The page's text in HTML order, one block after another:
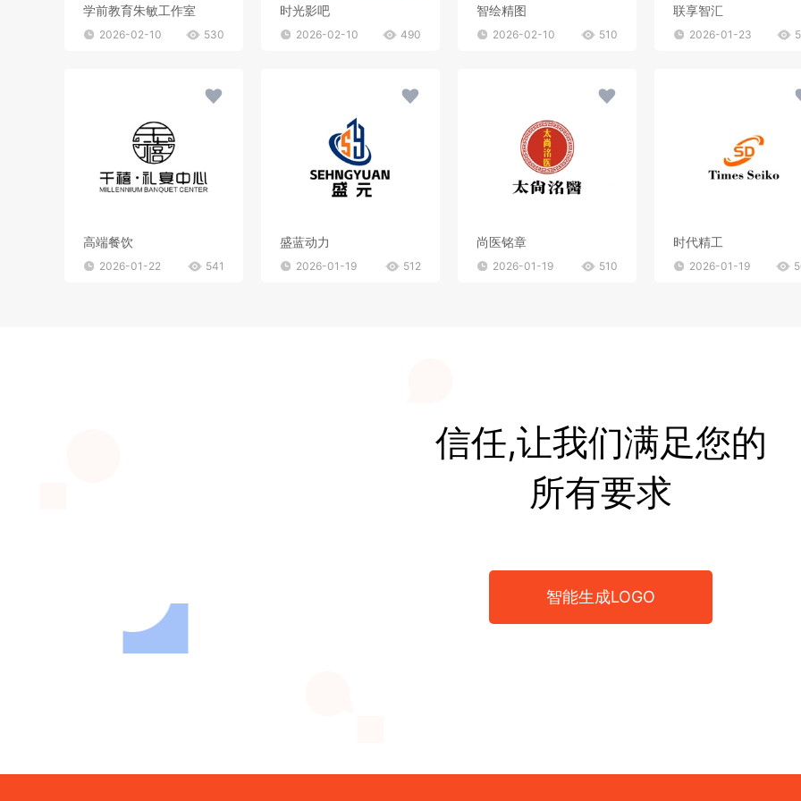
学前教育朱敏工作室
2026-02-10 530
时光影吧
2026-02-10 490
智绘精图
2026-02-10 510
联享智汇
2026-01-23
高端餐饮
2026-01-22 541
盛蓝动力
2026-01-19 512
尚医铭章
2026-01-19 510
时代精工
2026-01-19
信任,让我们满足您的
所有要求
智能生成LOGO